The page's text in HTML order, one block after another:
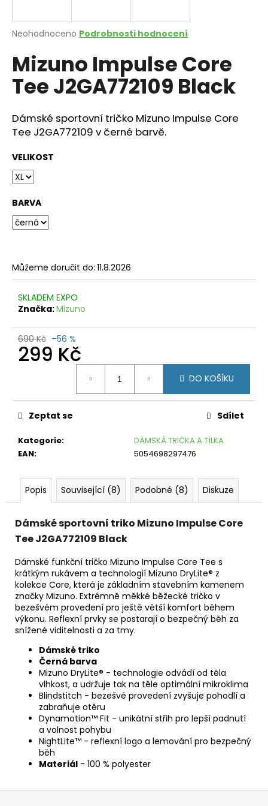
Průměrné
produktu
je
0,0
hvězdiček.
Neohodnoceno Podrobnosti hodnocení
Mizuno Impulse Core
Tee J2GA772109 Black
Dámské sportovní tričko Mizuno Impulse Core
Tee J2GA772109 v černé barvě.
VELIKOST
BARVA
Můžeme doručit do: 11.8.2026
SKLADEM EXPO
Značka:Mizuno
690 Kč –56 %
299 Kč
DO KOŠÍKU
Kategorie:
DÁMSKÁ TRIČKA A TÍLKA
EAN: 5054698297476
Zeptat se Sdílet
Popis Související (8) Podobné (8) Diskuze
Dámské sportovní triko Mizuno Impulse Core
Tee J2GA772109 Black
Dámské funkční tričko Mizuno Impulse Core Tee s
krátkým rukávem a technologií Mizuno DryLite® z
kolekce Core, která je základním stavebním kamenem
značky Mizuno. Extrémně měkké běžecké tričko v
bezešvém provedení pro ještě větší komfort během
výkonu. Reflexní prvky se postarají o bezpečný běh za
snížené viditelnosti a za tmy.
Dámské triko
Černá barva
Mizuno DryLite® - technologie odvádí od těla
vlhkost, a udržuje tak na těle optimální mikroklima
Blindstitch - bezešvé provedení zvyšuje pohodlí a
zabraňuje otěru
Dynamotion™ Fit - unikátní střih pro lepší padnutí
a volnost pohybu
NightLite™ - reflexní logo a lemování pro bezpečný
běh
Materiál - 100 % polyester
j
t
?
HLEDAT
o
p
o
č
u
e
m
e
CRAFT
LS
ČERNÁ
W
799
Kč
Původně:
350